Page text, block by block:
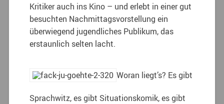
Kritiker auch ins Kino – und erlebt in einer gut
besuchten Nachmittagsvorstellung ein
überwiegend jugendliches Publikum, das
erstaunlich selten lacht.
Woran liegt’s? Es gibt
Sprachwitz, es gibt Situationskomik, es gibt